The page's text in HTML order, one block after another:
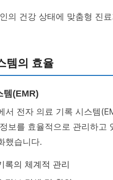
의 건강 상태에 맞춤형 진
템의 효율
템(EMR)
서 전자 의료 기록 시스템
보를 효율적으로 관리하고
했습니다.
록의 체계적 관리